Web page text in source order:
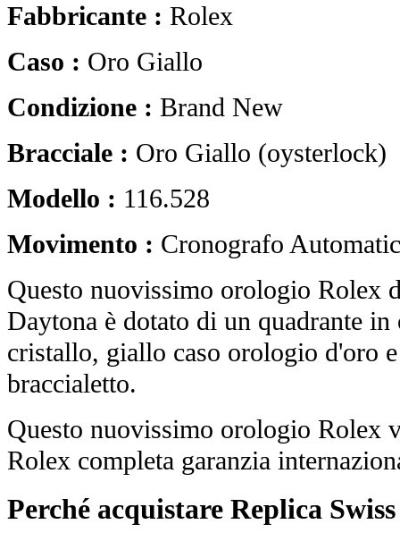
Fabbricante : Rolex
Caso : Oro Giallo
Condizione : Brand New
Bracciale : Oro Giallo (oysterlock)
Modello : 116.528
Movimento : Cronografo
Questo nuovissimo orologio Rolex
Daytona è dotato di un quadrante
cristallo, giallo caso orologio d'oro
braccialetto.
Questo nuovissimo orologio Rolex
Rolex completa garanzia
Perché acquistare Replica